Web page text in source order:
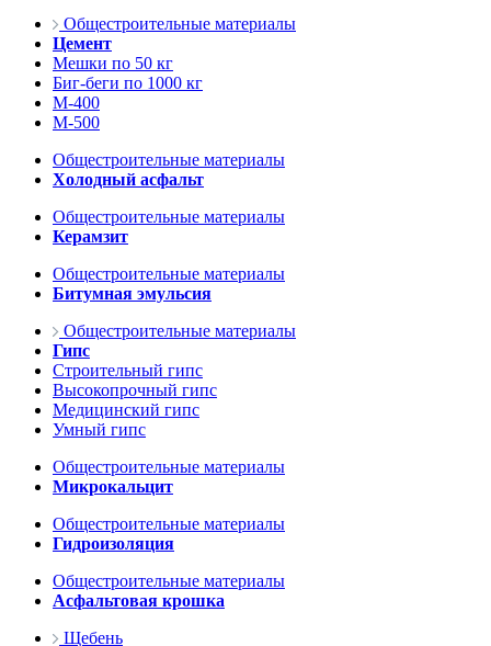
Общестроительные материалы
Цемент
Мешки по 50 кг
Биг-беги по 1000 кг
М-400
М-500
Общестроительные материалы
Холодный асфальт
Общестроительные материалы
Керамзит
Общестроительные материалы
Битумная эмульсия
Общестроительные материалы
Гипс
Строительный гипс
Высокопрочный гипс
Медицинский гипс
Умный гипс
Общестроительные материалы
Микрокальцит
Общестроительные материалы
Гидроизоляция
Общестроительные материалы
Асфальтовая крошка
Щебень